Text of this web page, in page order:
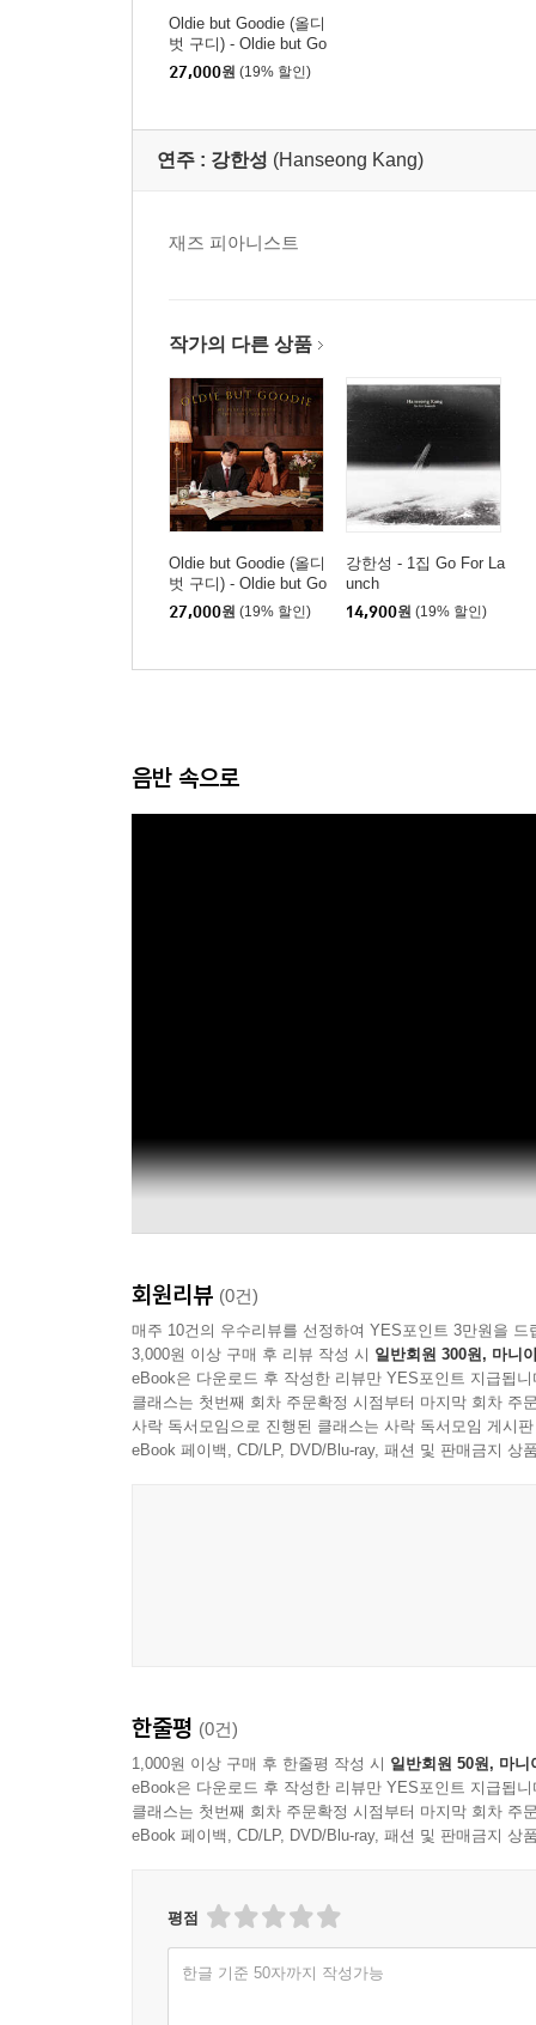
Oldie but Goodie (올디
벗 구디) - Oldie but Go
odie
27,000원 (19% 할인)
연주 : 강한성 (Hanseong Kang)
재즈 피아니스트
작가의 다른 상품
Oldie but Goodie (올디
벗 구디) - Oldie but Go
odie
27,000원 (19% 할인)
강한성 - 1집 Go For La
unch
14,900원 (19% 할인)
음반 속으로
회원리뷰 (0건)
매주 10건의 우수리뷰를 선정하여 YES포인트 3만원을 드
3,000원 이상 구매 후 리뷰 작성 시 일반회원 300원, 마니
eBook은 다운로드 후 작성한 리뷰만 YES포인트 지급됩니
클래스는 첫번째 회차 주문확정 시점부터 마지막 회차 주
사락 독서모임으로 진행된 클래스는 사락 독서모임 게시
eBook 페이백, CD/LP, DVD/Blu-ray, 패션 및 판매금지 상
한줄평 (0건)
1,000원 이상 구매 후 한줄평 작성 시 일반회원 50원, 마니
eBook은 다운로드 후 작성한 리뷰만 YES포인트 지급됩니
클래스는 첫번째 회차 주문확정 시점부터 마지막 회차 주
eBook 페이백, CD/LP, DVD/Blu-ray, 패션 및 판매금지 상
평점
한글 기준 50자까지 작성가능